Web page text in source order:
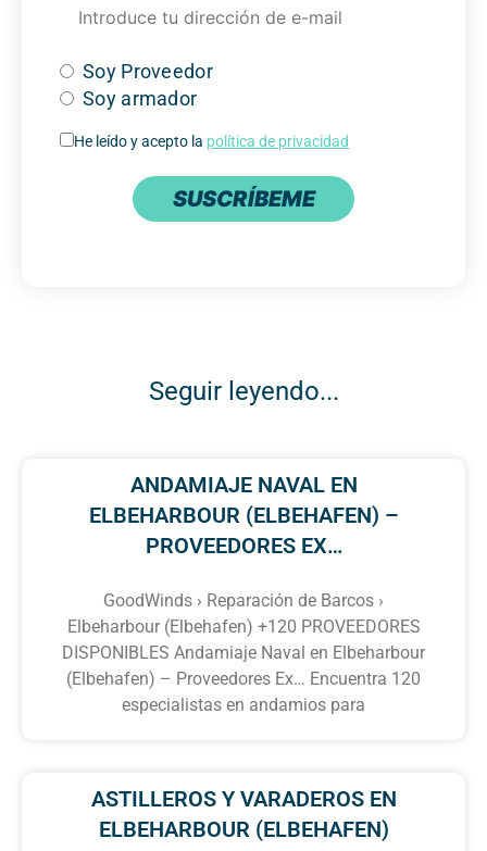
Soy Proveedor
Soy armador
He leído y acepto la política de privacidad
SUSCRÍBEME
Seguir leyendo...
ANDAMIAJE NAVAL EN
ELBEHARBOUR (ELBEHAFEN) –
PROVEEDORES EX…
GoodWinds › Reparación de Barcos ›
Elbeharbour (Elbehafen) +120 PROVEEDORES
DISPONIBLES Andamiaje Naval en Elbeharbour
(Elbehafen) – Proveedores Ex… Encuentra 120
especialistas en andamios para
ASTILLEROS Y VARADEROS EN
ELBEHARBOUR (ELBEHAFEN)